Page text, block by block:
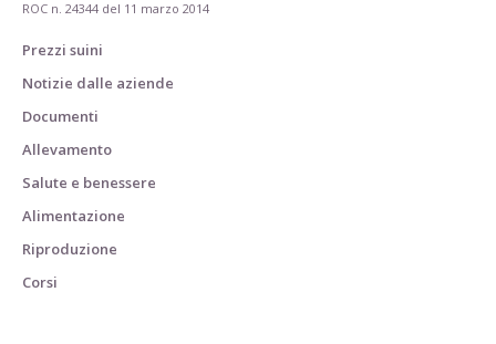
ROC n. 24344 del 11 marzo 2014
Prezzi suini
Notizie dalle aziende
Documenti
Allevamento
Salute e benessere
Alimentazione
Riproduzione
Corsi